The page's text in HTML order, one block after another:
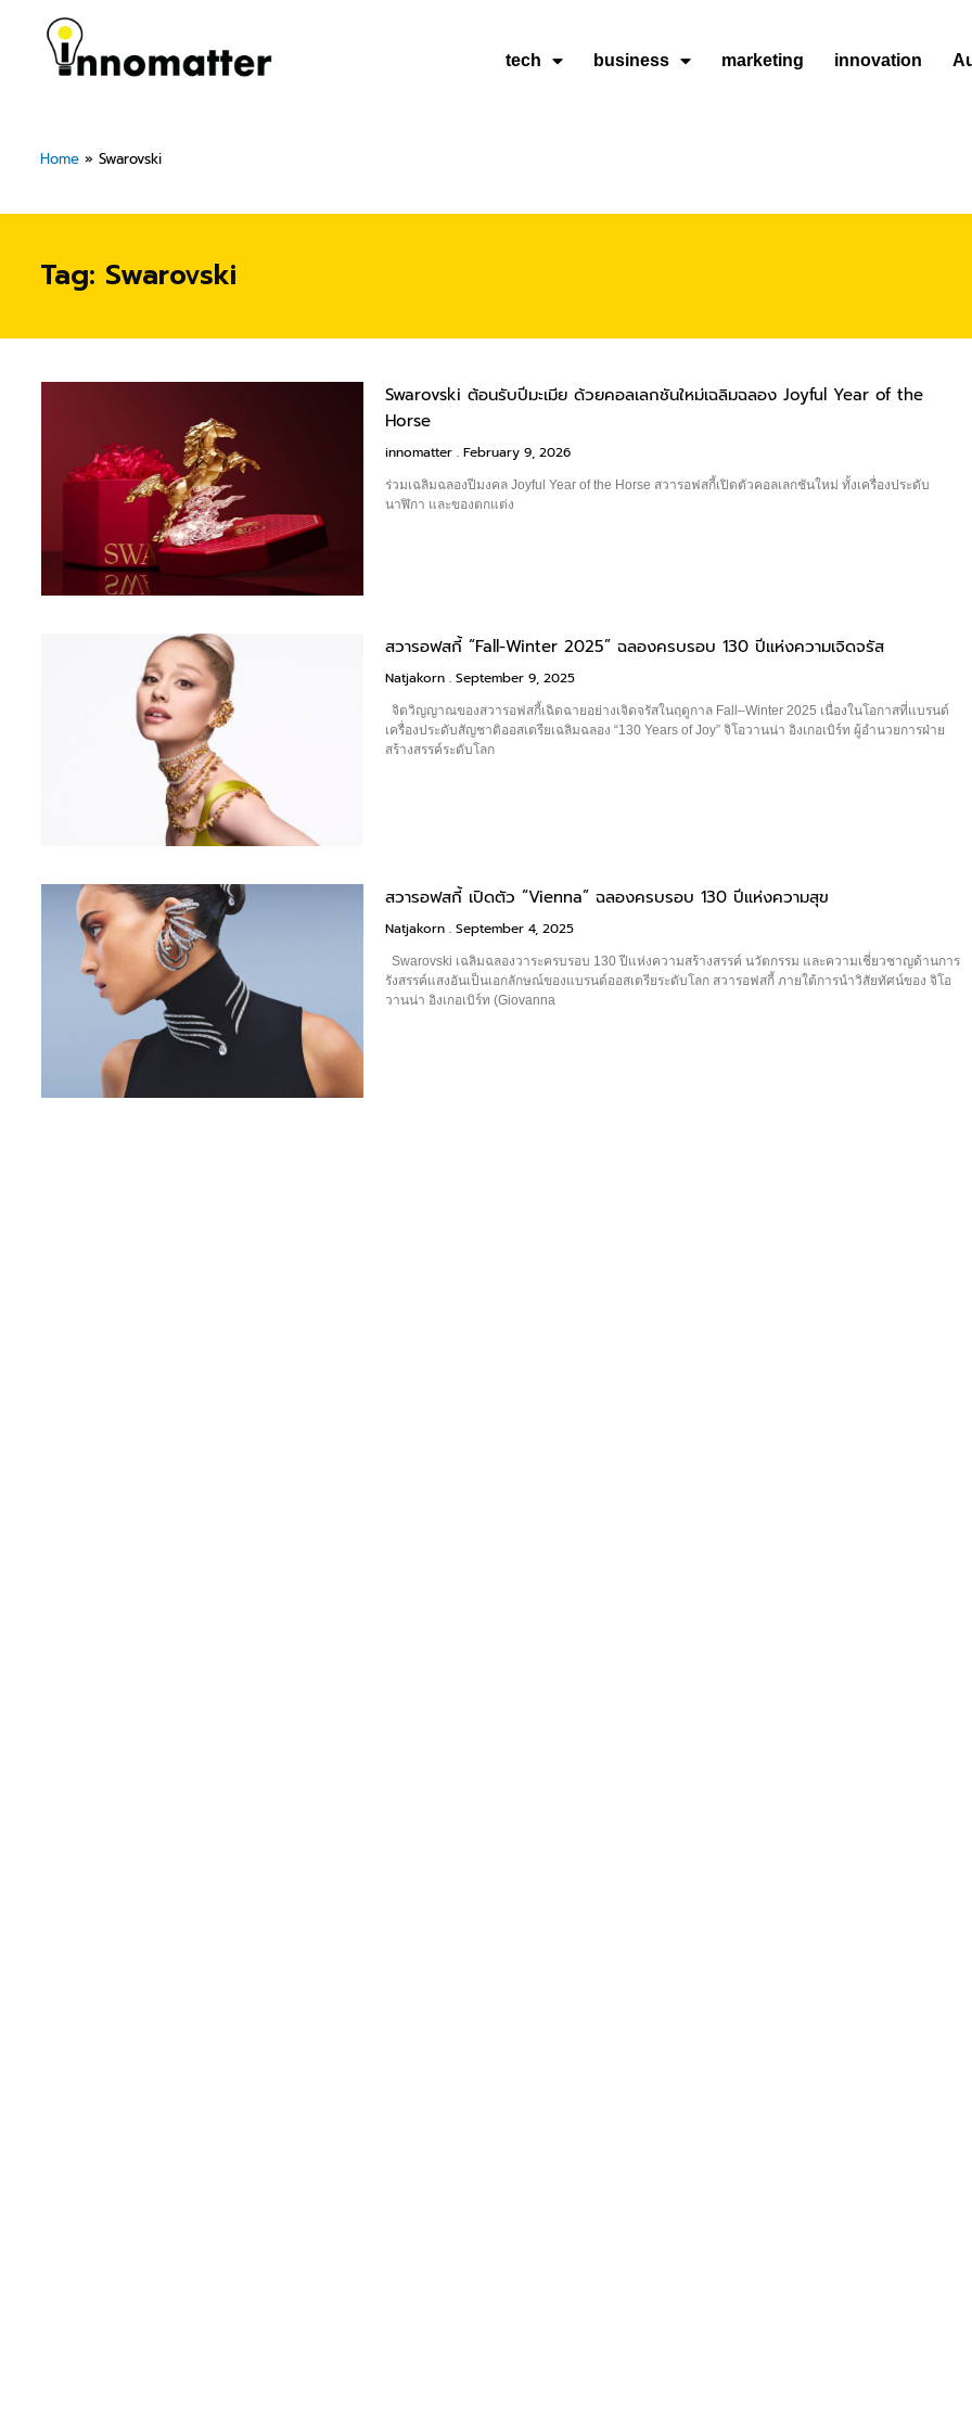
content
tech business marketing innovation
Home» Swarovski
Tag: Swarovski
Swarovski ต้อนรับปีมะเมีย ด้วยคอลเลกชันใหม่เฉลิมฉลอง Joyful Year of the
Horse
innomatter February 9, 2026
ร่วมเฉลิมฉลองปีมงคล Joyful Year of the Horse สวารอฟสกี้เปิดตัวคอลเลกชันใหม่ ทั้งเครื่องประดับ
นาฬิกา และของตกแต่ง
สวารอฟสกี้ “Fall-Winter 2025” ฉลองครบรอบ 130 ปีแห่งความเจิดจรัส
Natjakorn September 9, 2025
จิตวิญญาณของสวารอฟสกี้เฉิดฉายอย่างเจิดจรัสในฤดูกาล Fall–Winter 2025 เนื่องในโอกาสที่แบรนด์
เครื่องประดับสัญชาติออสเตรียเฉลิมฉลอง “130 Years of Joy” จิโอวานน่า อิงเกอเบิร์ท ผู้อำนวยการฝ่าย
สร้างสรรค์ระดับโลก
สวารอฟสกี้ เปิดตัว “Vienna” ฉลองครบรอบ 130 ปีแห่งความสุข
Natjakorn September 4, 2025
Swarovski เฉลิมฉลองวาระครบรอบ 130 ปีแห่งความสร้างสรรค์ นวัตกรรม และความเชี่ยวชาญด้านการ
รังสรรค์แสงอันเป็นเอกลักษณ์ของแบรนด์ออสเตรียระดับโลก สวารอฟสกี้ ภายใต้การนำวิสัยทัศน์ของ จิโอ
วานน่า อิงเกอเบิร์ท (Giovanna